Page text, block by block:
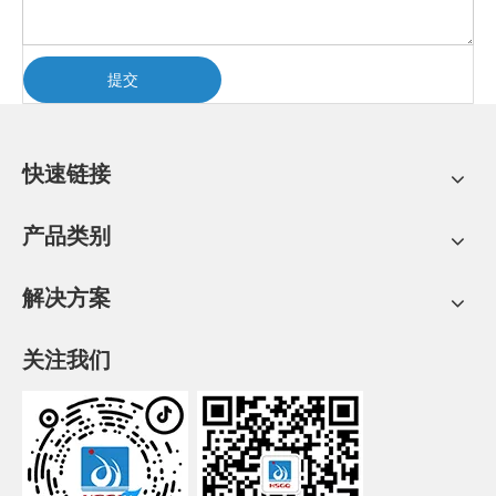
提交
快速链接
产品类别
解决方案
关注我们